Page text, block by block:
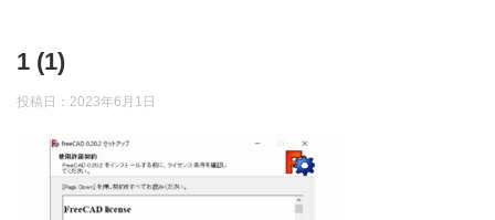
1 (1)
投稿日： 2023年6月1日